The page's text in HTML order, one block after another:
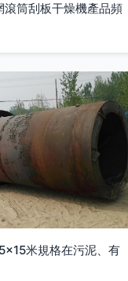
筒刮板干燥機產品頻
米規格在污泥、有